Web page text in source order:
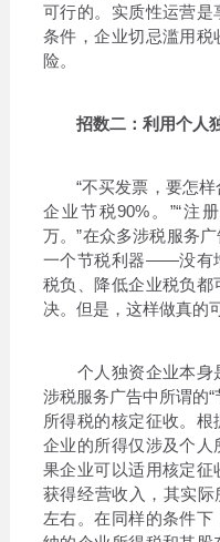
可行的。实质性运营
条件，企业切忌滥用
险。
招数二：利用个人
“不买发票，要怎样
企业节税90%。”“注
万。”在众多涉税服务
一个节税利器——没有
税负、降低企业税负
决。但是，这样做真的
个人独资企业本身是
涉税服务广告中所谓的
所得税的核定征收。
企业的所得仅涉及个人
果企业可以适用核定征
获得经营收入，其实际
左右。在同样的条件